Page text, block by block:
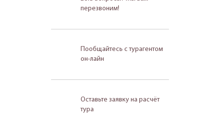
перезвоним!
Пообщайтесь с турагентом
он-лайн
Оставьте заявку на расчёт
тура